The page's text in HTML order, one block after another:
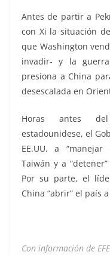
Antes de partir a
con Xi la situación
que Washington
invadir- y la
presiona a China
desescalada en
Horas antes
estadounidese, el
EE.UU. a
Taiwán y a
Por su parte, el
China “abrir” el país
Con información de